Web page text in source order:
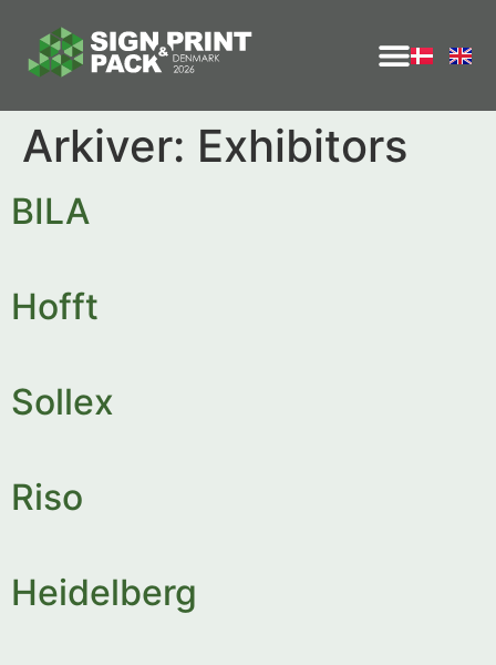
Arkiver: Exhibitors
BILA
Hofft
Sollex
Riso
Heidelberg